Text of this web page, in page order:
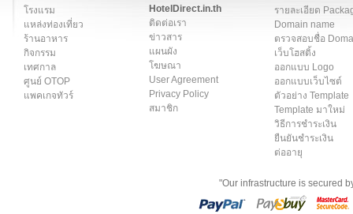
โรงแรม
แหล่งท่องเที่ยว
ร้านอาหาร
กิจกรรม
เทศกาล
ศูนย์ OTOP
แพคเกจทัวร์
HotelDirect.in.th
ติดต่อเรา
ข่าวสาร
แผนผัง
โฆษณา
User Agreement
Privacy Policy
สมาชิก
รายละเอียด
Domain name
ตรวจสอบชื่อ
เว็บโฮสติ้ง
ออกแบบ Logo
ออกแบบเว็บไซต์
ตัวอย่าง Template
Template มาใหม่
วิธีการชำระเงิน
ยืนยันชำระเงิน
ต่ออายุ
"Our infrastructure is secured